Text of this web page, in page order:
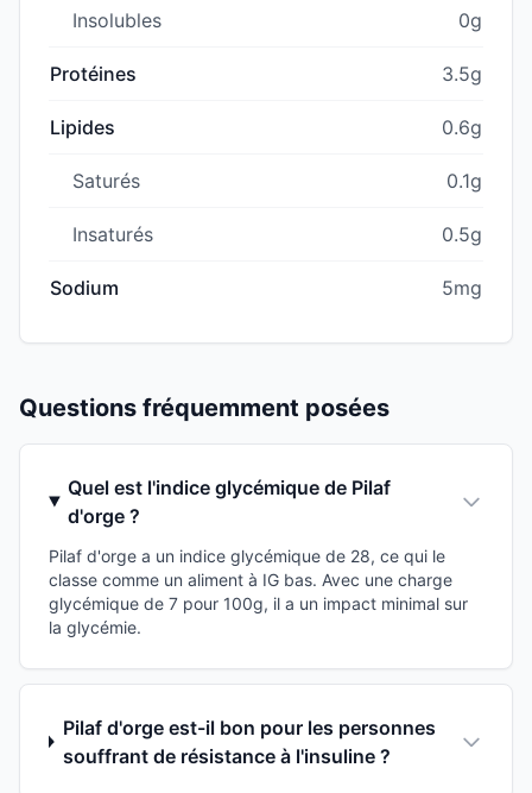
Insolubles 0g
Protéines 3.5g
Lipides 0.6g
Saturés 0.1g
Insaturés 0.5g
Sodium 5mg
Questions fréquemment posées
Quel est l'indice glycémique de Pilaf
d'orge ?
Pilaf d'orge a un indice glycémique de 28, ce qui le
classe comme un aliment à IG bas. Avec une charge
glycémique de 7 pour 100g, il a un impact minimal sur
la glycémie.
Pilaf d'orge est-il bon pour les personnes
souffrant de résistance à l'insuline ?